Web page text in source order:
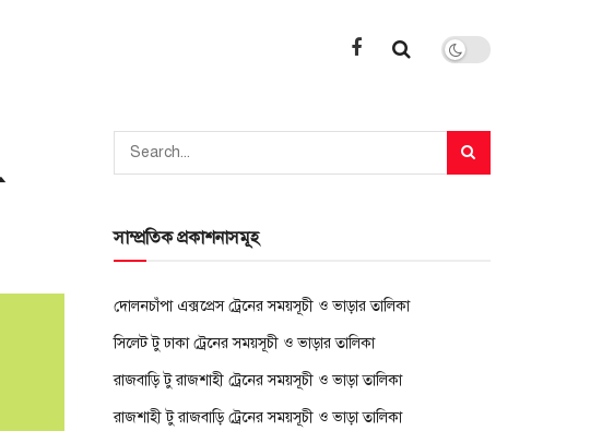
সাম্প্রতিক প্রকাশনাসমূহ
দোলনচাঁপা এক্সপ্রেস ট্রেনের সময়সূচী ও ভাড়ার তালিকা
সিলেট টু ঢাকা ট্রেনের সময়সূচী ও ভাড়ার তালিকা
রাজবাড়ি টু রাজশাহী ট্রেনের সময়সূচী ও ভাড়া তালিকা
রাজশাহী টু রাজবাড়ি ট্রেনের সময়সূচী ও ভাড়া তালিকা